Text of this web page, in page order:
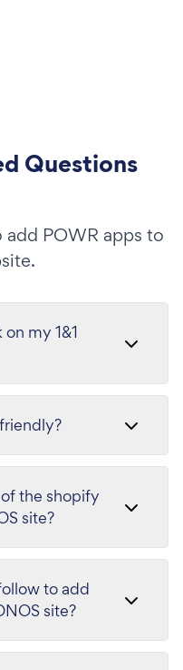
Questions
POWR apps to
my 1&1
the shopify
site?
to add
site?